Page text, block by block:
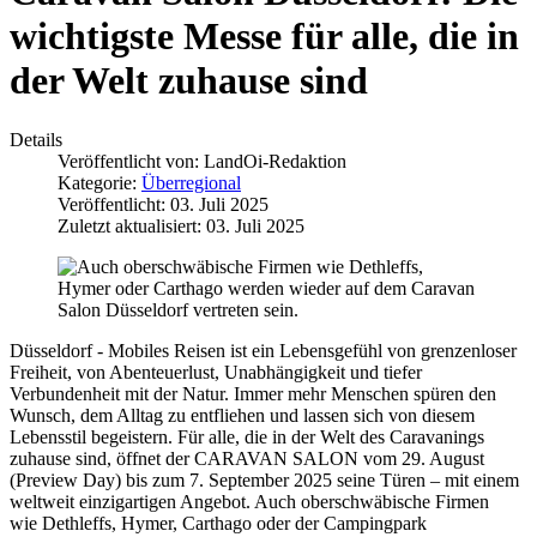
wichtigste Messe für alle, die in
der Welt zuhause sind
Details
Veröffentlicht von: LandOi-Redaktion
Kategorie: Überregional
Veröffentlicht: 03. Juli 2025
Zuletzt aktualisiert: 03. Juli 2025
Düsseldorf - Mobiles Reisen ist ein Lebensgefühl von grenzenloser
Freiheit, von Abenteuerlust, Unabhängigkeit und tiefer
Verbundenheit mit der Natur. Immer mehr Menschen spüren den
Wunsch, dem Alltag zu entfliehen und lassen sich von diesem
Lebensstil begeistern. Für alle, die in der Welt des Caravanings
zuhause sind, öffnet der CARAVAN SALON vom 29. August
(Preview Day) bis zum 7. September 2025 seine Türen – mit einem
weltweit einzigartigen Angebot. Auch oberschwäbische Firmen
wie Dethleffs, Hymer, Carthago oder der Campingpark